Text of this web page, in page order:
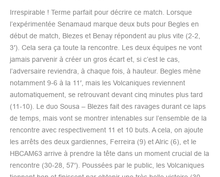
Irrespirable ! Terme parfait pour décrire ce match. Lorsque
l’expérimentée Senamaud marque deux buts pour Begles en
début de match, Blezes et Benay répondent au plus vite (2-2,
3′). Cela sera ça toute la rencontre. Les deux équipes ne vont
jamais parvenir à créer un gros écart et, si c’est le cas,
l’adversaire reviendra, à chaque fois, à hauteur. Begles mène
notamment 9-6 à la 11′, mais les Volcaniques reviennent
automatiquement, se retrouvant devant cinq minutes plus tard
(11-10). Le duo Sousa – Blezes fait des ravages durant ce laps
de temps, mais vont se montrer intenables sur l’ensemble de la
rencontre avec respectivement 11 et 10 buts. A cela, on ajoute
les arrêts des deux gardiennes, Ferreira (9) et Alric (6), et le
HBCAM63 arrive à prendre la tête dans un moment crucial de la
rencontre (30-28, 57′). Poussées par le public, les Volcaniques